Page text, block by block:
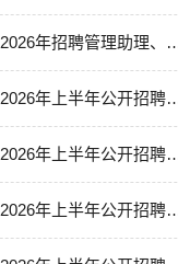
招聘管理助理、教学助理公告
年公开招聘博士拟聘用人员公示（四）
年公开招聘博士拟聘用人员公示（三）
年公开招聘博士拟聘用人员公示（二）